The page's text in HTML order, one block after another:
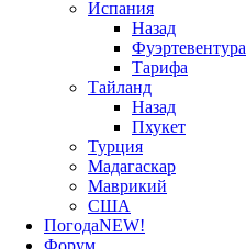
Испания
Назад
Фуэртевентура
Тарифа
Тайланд
Назад
Пхукет
Турция
Мадагаскар
Маврикий
США
ПогодаNEW!
Форум